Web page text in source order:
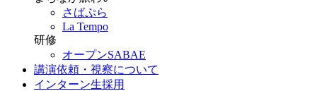
さばぷら
La Tempo
研修
オープンSABAE
講演依頼・視察について
インターン生採用